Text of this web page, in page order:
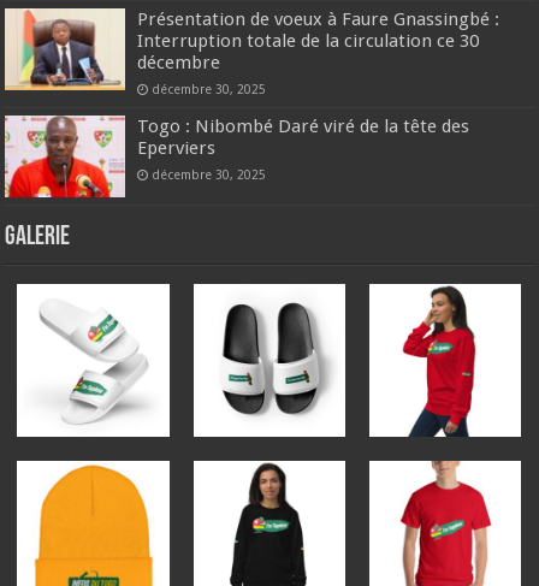
Présentation de voeux à Faure Gnassingbé :
Interruption totale de la circulation ce 30
décembre
décembre 30, 2025
Togo : Nibombé Daré viré de la tête des
Eperviers
décembre 30, 2025
GALERIE